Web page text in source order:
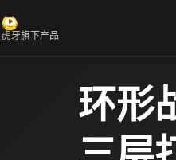
虎牙旗下产品
环形